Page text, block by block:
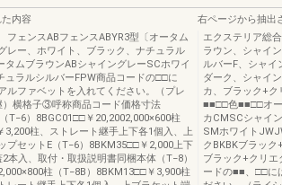
内容
ェンスABフェンスABYR3型〔オータム
レー、ホワイト、ブラック、ナチュラル
タムブラウンABシャイングレーSCホワイ
ュラルシルバーFPW商品コードの□□に
ルファベットを入れてください。（プレ
）横格子③呼称商品コード価格寸法
T−6）8BGC01□□￥20,2002,000×600柱
3,200柱、ストレート継手上下各1個入、上
プセットE（T−6）8BKM35□□￥2,000上下
本入、取付・取扱説明書同梱本体（T−8）
柱（T−8B）8BKM13□□￥3,900柱
右ページから抽出
エクステリア総
ラウン、シャイ
ルバーF、シャ
ダーク、シャイ
カ、ブラック+
■■□□色■■□□オー
カCMSCシャイ
SMホワイト
クBKBKブラッ
ブラック+クリ
ードの■■、□□に